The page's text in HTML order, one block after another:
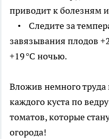
приводит к болезням
• Следите за
завязывания плодов
+19 °C ночью.
Вложив немного
каждого куста по
томатов, которые
огорода!